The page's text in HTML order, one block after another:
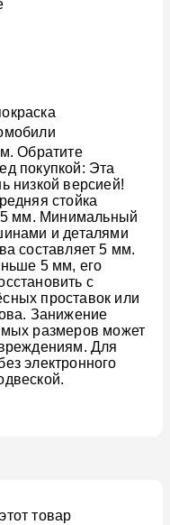
Обратите
покупкой: Эта
низкой версией!
стойка
5 мм. Минимальный
и деталями
составляет 5 мм.
5 мм, его
с
проставок или
Занижение
размеров может
Для
электронного
товар